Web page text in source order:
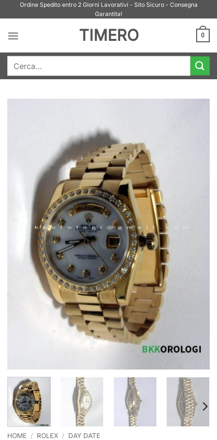
ai
Ordine Spedito entro 2 Giorni Lavorativi - Sito Sicuro - Consegna
Garantita!
TIMERO 0
Cerca:
HOME / ROLEX / DAY DATE